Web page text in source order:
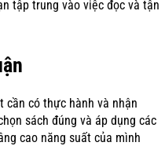
tập trung vào việc đọc và tận
cần có thực hành và nhận
sách đúng và áp dụng các
cao năng suất của mình